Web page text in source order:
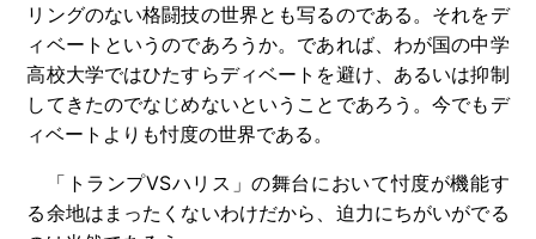
リングのない格闘技の世界とも写るのである。それをデ
ィベートというのであろうか。であれば、わが国の中学
高校大学ではひたすらディベートを避け、あるいは抑制
してきたのでなじめないということであろう。今でもデ
ィベートよりも忖度の世界である。
「トランプVSハリス」の舞台において忖度が機能す
る余地はまったくないわけだから、迫力にちがいがでる